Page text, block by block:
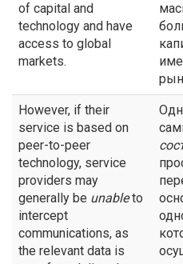
of capital and
technology and have
access to global
markets.
However, if their
service is based on
peer-to-peer
technology, service
providers may
generally be unableto
intercept
communications, as
the relevant data is